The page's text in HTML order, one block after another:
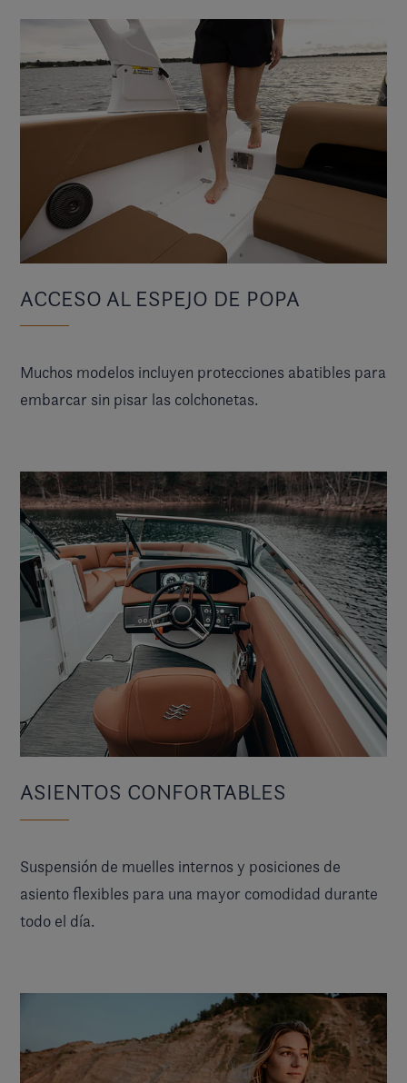
ACCESO AL ESPEJO DE POPA
Muchos modelos incluyen protecciones abatibles para
embarcar sin pisar las colchonetas.
ASIENTOS CONFORTABLES
Suspensión de muelles internos y posiciones de
asiento flexibles para una mayor comodidad durante
todo el día.